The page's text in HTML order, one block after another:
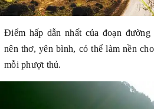
Điểm hấp dẫn nhất của đoạn
nên thơ, yên bình, có thể làm nền
mỗi phượt thủ.